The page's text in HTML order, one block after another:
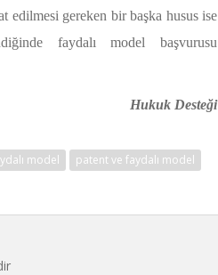
edilmesi gereken bir başka husus ise
faydalı model başvurusu
model patent ve faydalı model